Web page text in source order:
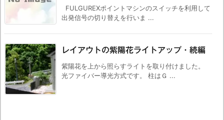
FULGUREXポイントマシンのスイッチを利用して
出発信号の切り替えを行いま ...
レイアウトの紫陽花ライトアップ・続編
紫陽花を上から照らすライトを取り付けました。
光ファイバー導光方式です。 柱はＧ ...